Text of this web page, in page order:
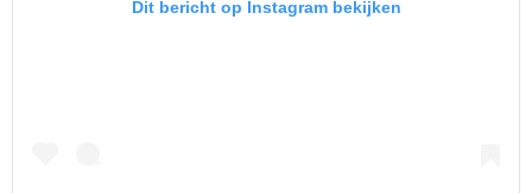
Dit bericht op Instagram bekijken